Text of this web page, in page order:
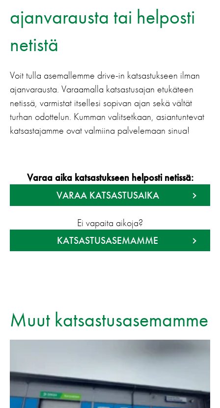
ajanvarausta tai helposti
netistä
Voit tulla asemallemme drive-in katsastukseen ilman
ajanvarausta. Varaamalla katsastusajan etukäteen
netissä, varmistat itsellesi sopivan ajan sekä vältät
turhan odottelun. Kumman valitsetkaan, asiantuntevat
katsastajamme ovat valmiina palvelemaan sinua!
Varaa aika katsastukseen helposti netissä:
VARAA KATSASTUSAIKA
Ei vapaita aikoja?
KATSASTUSASEMAMME
Muut katsastusasemamme